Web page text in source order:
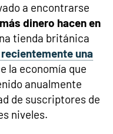
a encontrarse
dinero hacen en
tienda británica
una
la economía que
anualmente
de suscriptores de
niveles.